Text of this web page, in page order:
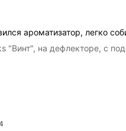
ароматизатор, легко
"Винт", на дефлекторе, с